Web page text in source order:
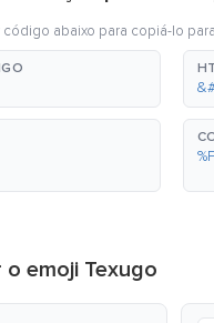
abaixo para copiá-lo
emoji Texugo